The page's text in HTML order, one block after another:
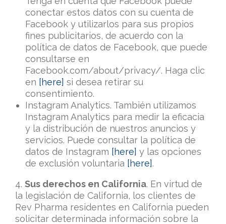
conectar estos datos con su cuenta de
Facebook y utilizarlos para sus propios
fines publicitarios, de acuerdo con la
política de datos de Facebook, que puede
consultarse en
Facebook.com/about/privacy/. Haga clic
en [here] si desea retirar su
consentimiento.
Instagram Analytics. También utilizamos
Instagram Analytics para medir la eficacia
y la distribución de nuestros anuncios y
servicios. Puede consultar la política de
datos de Instagram [here] y las opciones
de exclusión voluntaria [here].
4. Sus derechos en California. En virtud de
la legislación de California, los clientes de
Rev Pharma residentes en California pueden
solicitar determinada información sobre la